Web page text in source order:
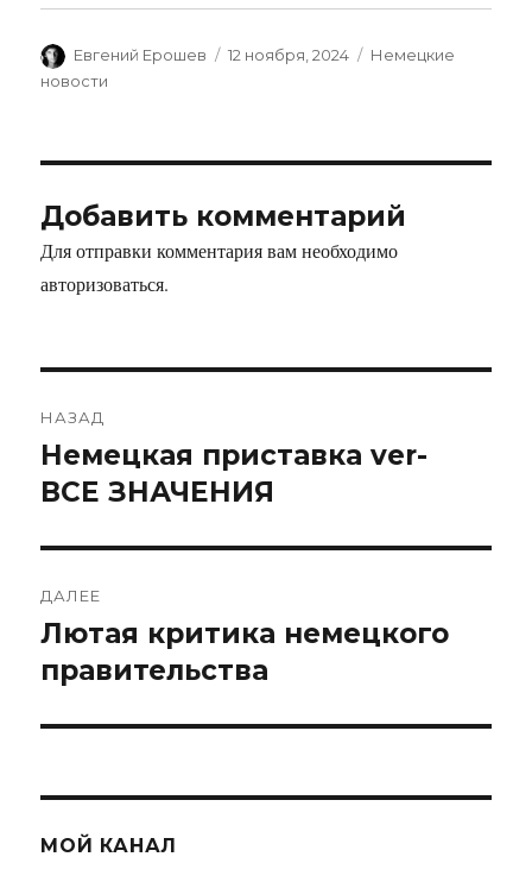
Автор
Евгений Ерошев Опубликовано
12 ноября, 2024 Рубрики
Немецкие
новости
Добавить комментарий
Для отправки комментария вам необходимо
авторизоваться.
НАЗАД
Предыдущая
запись:
Немецкая приставка ver-
ВСЕ ЗНАЧЕНИЯ
ДАЛЕЕ
Следующая
запись:
Лютая критика немецкого
правительства
МОЙ КАНАЛ